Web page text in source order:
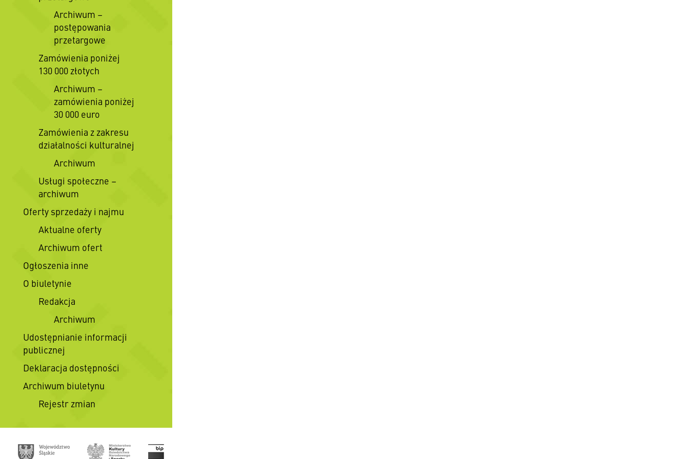
Archiwum –
postępowania
przetargowe
Zamówienia poniżej
130 000 złotych
Archiwum –
zamówienia poniżej
30 000 euro
Zamówienia z zakresu
działalności kulturalnej
Archiwum
Usługi społeczne –
archiwum
Oferty sprzedaży i najmu
Aktualne oferty
Archiwum ofert
Ogłoszenia inne
O biuletynie
Redakcja
Archiwum
Udostępnianie informacji
publicznej
Deklaracja dostępności
Archiwum biuletynu
Rejestr zmian